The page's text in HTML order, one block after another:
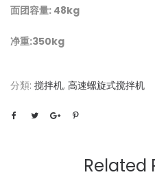
面团容量: 48kg
净重:350kg
分類: 搅拌机, 高速螺旋式搅拌机
Related